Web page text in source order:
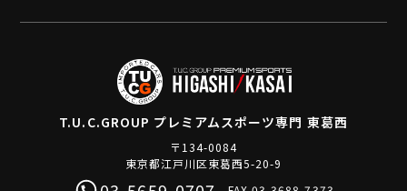
T.U.C.GROUP プレミアムスポーツ専門 東葛西
〒134-0084
東京都江戸川区東葛西5-20-9